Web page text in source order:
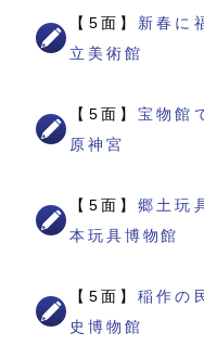
【5面】 新春に
立美術館
【5面】宝物館
原神宮
【5面】郷土玩
本玩具博物館
【5面】稲作の
史博物館